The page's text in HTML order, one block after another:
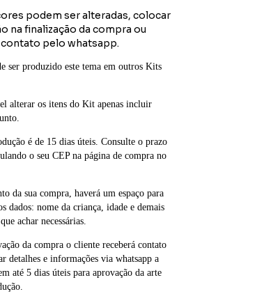
podem ser alteradas, colocar
na finalização da compra ou
pelo whatsapp.
ser produzido este tema em outros Kits
alterar os itens do Kit apenas incluir
é de 15 dias úteis. Consulte o prazo
o seu CEP na página de compra no
da sua compra, haverá um espaço para
dados: nome da criança, idade e demais
achar necessárias.
da compra o cliente receberá contato
detalhes e informações via whatsapp a
até 5 dias úteis para aprovação da arte